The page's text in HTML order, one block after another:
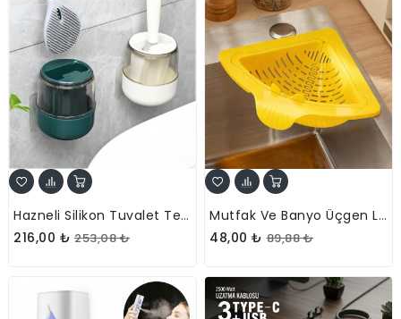
Hazneli Silikon Tuvalet Temizleme Fırçası
216,00 ₺ 253,08 ₺
Mutfak Ve Banyo Üçgen Lavabo Süzgeci
48,00 ₺ 89,88 ₺